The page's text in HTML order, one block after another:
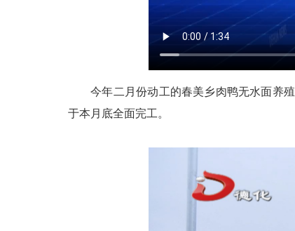
今年二月份动工的春美乡肉鸭无水面养殖
于本月底全面完工。